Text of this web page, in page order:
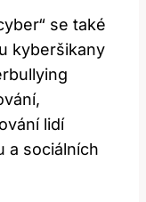
se také
kyberšikany‍
lidí
a sociálních